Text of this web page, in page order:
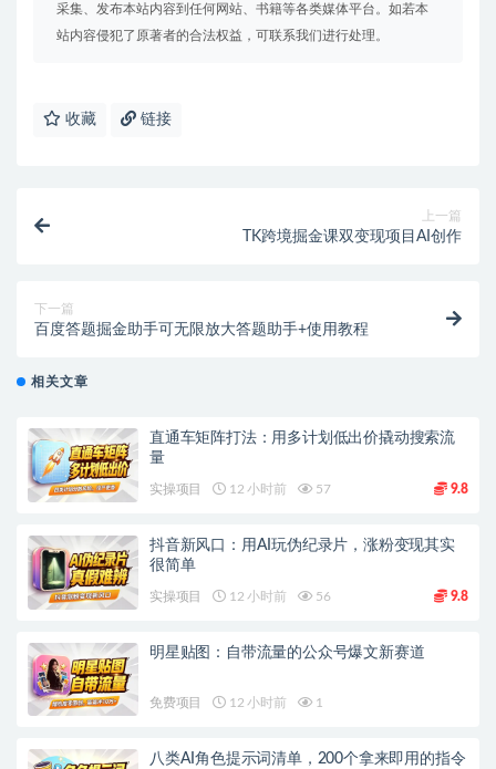
采集、发布本站内容到任何网站、书籍等各类媒体平台。如若本
站内容侵犯了原著者的合法权益，可联系我们进行处理。
收藏 链接
上一篇
TK跨境掘金课双变现项目AI创作
下一篇
百度答题掘金助手可无限放大答题助手+使用教程
相关文章
直通车矩阵打法：用多计划低出价撬动搜索流
量
实操项目 12 小时前 57 9.8
抖音新风口：用AI玩伪纪录片，涨粉变现其实
很简单
实操项目 12 小时前 56 9.8
明星贴图：自带流量的公众号爆文新赛道
免费项目 12 小时前 1
八类AI角色提示词清单，200个拿来即用的指令